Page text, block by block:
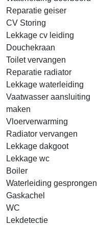
Reparatie geiser
CV Storing
Lekkage cv leiding
Douchekraan
Toilet vervangen
Reparatie radiator
Lekkage waterleiding
Vaatwasser aansluiting
maken
Vloerverwarming
Radiator vervangen
Lekkage dakgoot
Lekkage wc
Boiler
Waterleiding gesprongen
Gaskachel
WC
Lekdetectie